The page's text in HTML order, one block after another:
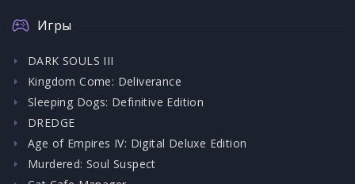
Игры
DARK SOULS III
Kingdom Come: Deliverance
Sleeping Dogs: Definitive Edition
DREDGE
Age of Empires IV: Digital Deluxe Edition
Murdered: Soul Suspect